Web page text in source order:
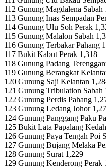
112 Gunung Magdalena Sabah
113 Gunung Inas Sempadan
114 Gunung Ulu Soh Perak
115 Gunung Malalon Sabah
116 Gunung Terbakar Pahang
117 Bukit Kabut Perak 1,318
118 Gunung Padang
119 Gunung Berangkat
120 Gunung Saji Kelantan
121 Gunung Tribulation Sabah
122 Gunung Perdis Pahang
123 Gunung Ledang Johor
124 Gunung Panggang Paku
125 Bukit Lata Papalang
126 Gunung Paya Tengah Poi
127 Gunung Bujang Melaka
128 Gunung Surat 1,229
129 Gunung Kenderong Perak